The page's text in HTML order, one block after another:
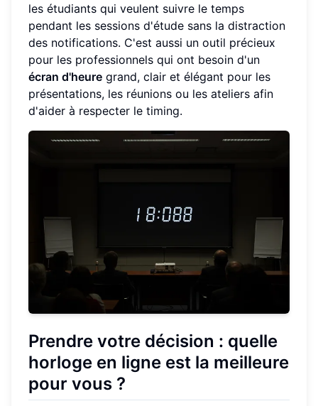
les étudiants qui veulent suivre le temps
pendant les sessions d'étude sans la distraction
des notifications. C'est aussi un outil précieux
pour les professionnels qui ont besoin d'un
écran d'heure grand, clair et élégant pour les
présentations, les réunions ou les ateliers afin
d'aider à respecter le timing.
Prendre votre décision : quelle
horloge en ligne est la meilleure
pour vous ?